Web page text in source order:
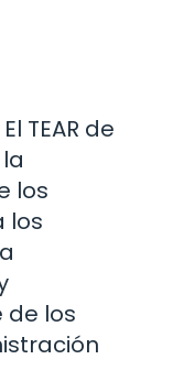
El TEAR de
los
los
los